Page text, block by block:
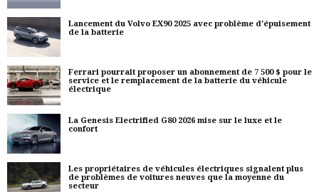
Lancement du Volvo EX90 2025 avec problème d'épuisement
de la batterie
Ferrari pourrait proposer un abonnement de 7 500 $ pour le
service et le remplacement de la batterie du véhicule
électrique
La Genesis Electrified G80 2026 mise sur le luxe et le
confort
Les propriétaires de véhicules électriques signalent plus
de problèmes de voitures neuves que la moyenne du
secteur